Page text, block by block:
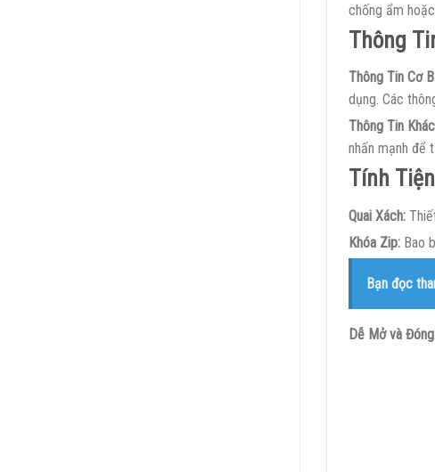
chống ẩm
Thông
Thông Tin Cơ
dụng. Các
Thông Tin
nhấn mạnh để
Tính
Quai Xách:
Khóa Zip: Bao
Bạn đọc
Dễ Mở và